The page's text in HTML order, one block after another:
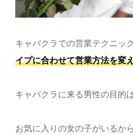
キャバクラでの営業テクニッ
イプに合わせて営業方法を変
キャバクラに来る男性の目的
お気に入りの女の子がいるか